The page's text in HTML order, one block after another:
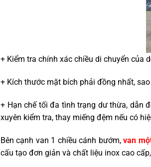
+ Kiểm tra chính xác chiều di chuyển của
+ Kích thước mặt bích phải đồng nhất,
+ Hạn chế tối đa tình trạng dư thừa, dẫn
xuyên kiểm tra, thay miếng đệm nếu có
Bên cạnh van 1 chiều cánh bướm,van
cấu tạo đơn giản và chất liệu inox cao